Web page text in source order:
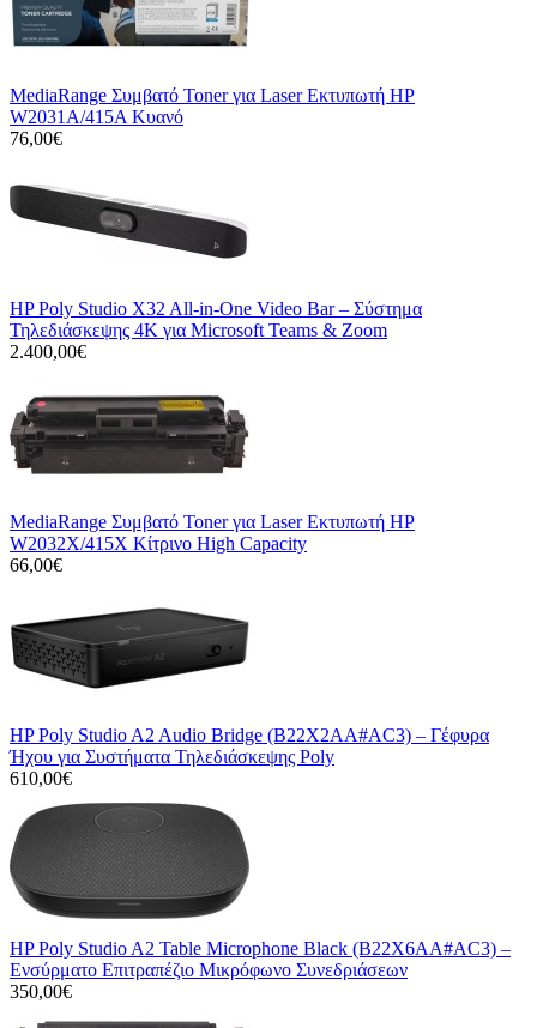
MediaRange Συμβατό Toner για Laser Εκτυπωτή HP
W2031A/415A Κυανό
76,00€
HP Poly Studio X32 All-in-One Video Bar – Σύστημα
Τηλεδιάσκεψης 4K για Microsoft Teams & Zoom
2.400,00€
MediaRange Συμβατό Toner για Laser Εκτυπωτή HP
W2032X/415X Κίτρινο High Capacity
66,00€
HP Poly Studio A2 Audio Bridge (B22X2AA#AC3) – Γέφυρα
Ήχου για Συστήματα Τηλεδιάσκεψης Poly
610,00€
HP Poly Studio A2 Table Microphone Black (B22X6AA#AC3) –
Ενσύρματο Επιτραπέζιο Μικρόφωνο Συνεδριάσεων
350,00€